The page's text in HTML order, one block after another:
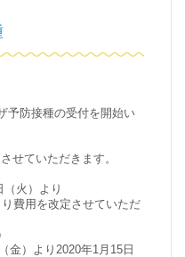
予防接種の受付を開始い
せていただきます。
火）より
用を改定させていただ
）より2020年1月15日